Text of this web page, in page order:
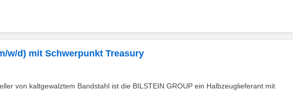
w/d) mit Schwerpunkt Treasury
von kaltgewalztem Bandstahl ist die BILSTEIN GROUP ein Halbzeuglieferant mit